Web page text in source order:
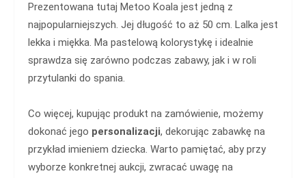
Prezentowana tutaj Metoo Koala jest jedną z
najpopularniejszych. Jej długość to aż 50 cm. Lalka jest
lekka i miękka. Ma pastelową kolorystykę i idealnie
sprawdza się zarówno podczas zabawy, jak i w roli
przytulanki do spania.
Co więcej, kupując produkt na zamówienie, możemy
dokonać jego personalizacji, dekorując zabawkę na
przykład imieniem dziecka. Warto pamiętać, aby przy
wyborze konkretnej aukcji, zwracać uwagę na